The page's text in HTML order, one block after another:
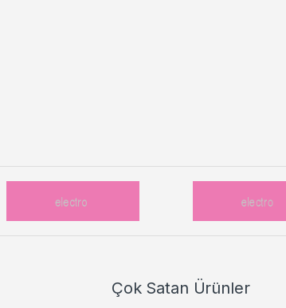
Çok Satan Ürünler